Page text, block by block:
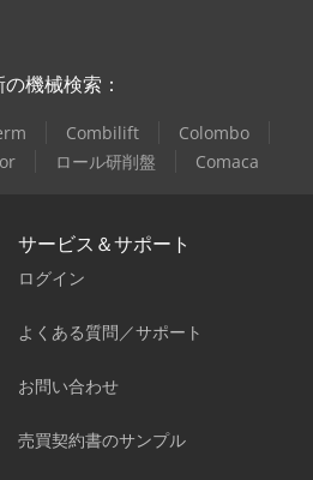
機械検索：
Combilift
Colombo
ロール研削盤 Comaca
サービス＆サポート
ログイン
よくある質問／サポート
お問い合わせ
売買契約書のサンプル